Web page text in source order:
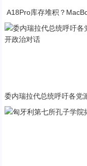
A18Pro库存堆积？
委内瑞拉代总统呼吁各党
治对话